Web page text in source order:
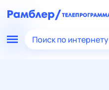
Поиск по интернету